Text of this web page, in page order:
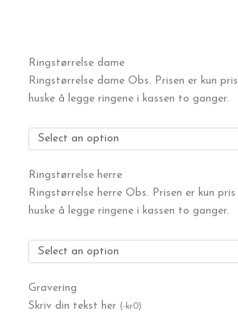
Ringstørrelse dame
Ringstørrelse dame Obs. Prisen er kun
huske å legge ringene i kassen to ganger.
Ringstørrelse herre
Ringstørrelse herre Obs. Prisen er kun
huske å legge ringene i kassen to ganger.
Gravering
Skriv din tekst her (-kr0)
-
5
mm